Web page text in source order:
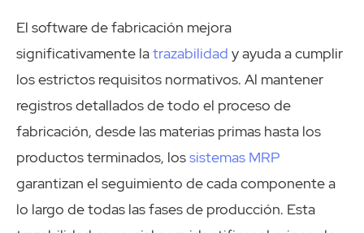
El software de fabricación mejora
significativamente latrazabilidad y ayuda a cumplir
los estrictos requisitos normativos. Al mantener
registros detallados de todo el proceso de
fabricación, desde las materias primas hasta los
productos terminados, lossistemas MRP
garantizan el seguimiento de cada componente a
lo largo de todas las fases de producción. Esta